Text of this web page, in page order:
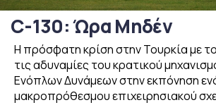
C-130: Ώρα Μηδέν
Η πρόσφατη κρίση στην Τουρκία με
τις αδυναμίες του κρατικού
Ενόπλων Δυνάμεων στην εκπόνηση
μακροπρόθεσμου επιχειρησιακού